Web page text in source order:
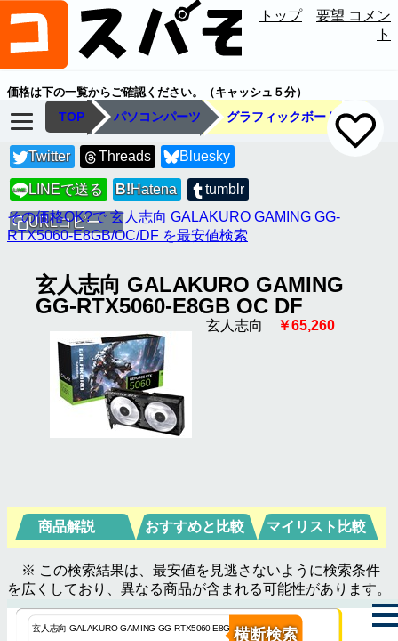
トップ
要望 コメン
ト
価格は下の一覧からご確認ください。（キャッシュ５分）
TOP パソコンパーツ グラフィックボード
Twitter Threads Bluesky
LINE LINEで送る B!Hatena tumblr
URLコピー
その価格OK?で 玄人志向 GALAKURO GAMING GG-
RTX5060-E8GB/OC/DF を最安値検索
玄人志向 GALAKURO GAMING
GG-RTX5060-E8GB OC DF
玄人志向 ￥65,260
商品解説 おすすめと比較 マイリスト比較
※ この検索結果は、最安値を見逃さないように検索条件
を広くしており、異なる商品が含まれる可能性があります。